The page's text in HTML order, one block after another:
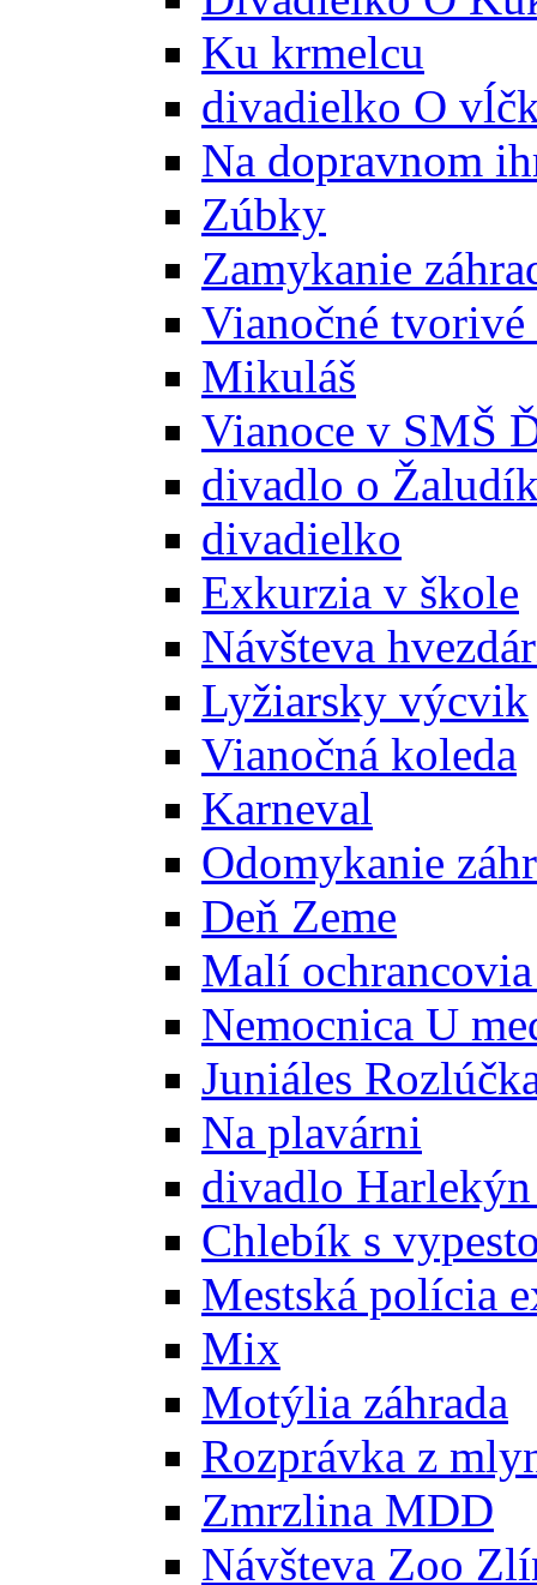
Ku krmelcu
divadielko O
Na dopravnom
Zúbky
Zamykanie
Vianočné tvorivé
Mikuláš
Vianoce v SMŠ
divadlo o
divadielko
Exkurzia v škole
Návšteva
Lyžiarsky výcvik
Vianočná koleda
Karneval
Odomykanie
Deň Zeme
Malí
Nemocnica U
Juniáles
Na plavárni
divadlo
Chlebík s
Mestská polícia
Mix
Motýlia záhrada
Rozprávka z
Zmrzlina MDD
Návšteva Zoo